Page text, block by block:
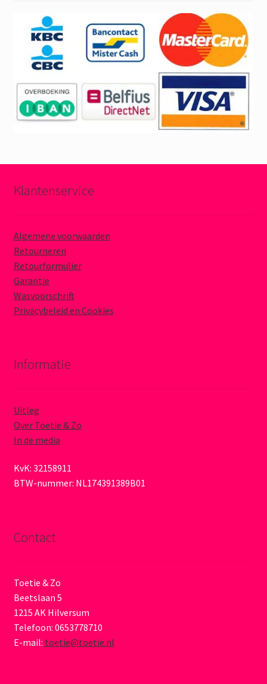
Klantenservice
Algemene voorwaarden
Retourneren
Retourformulier
Garantie
Wasvoorschrift
Privacybeleid en Cookies
Informatie
Uitleg
Over Toetie & Zo
In de media
KvK: 32158911
BTW-nummer: NL174391389B01
Contact
Toetie & Zo
Beetslaan 5
1215 AK Hilversum
Telefoon: 0653778710
E-mail: toetie@toetie.nl